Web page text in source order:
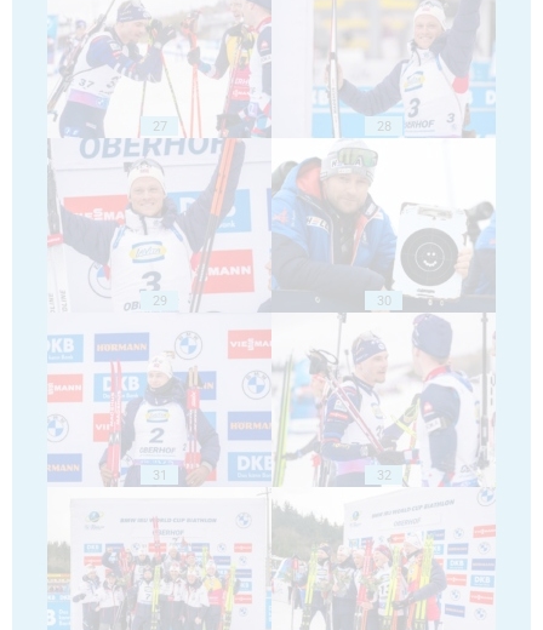
27 28
29 30
31 32